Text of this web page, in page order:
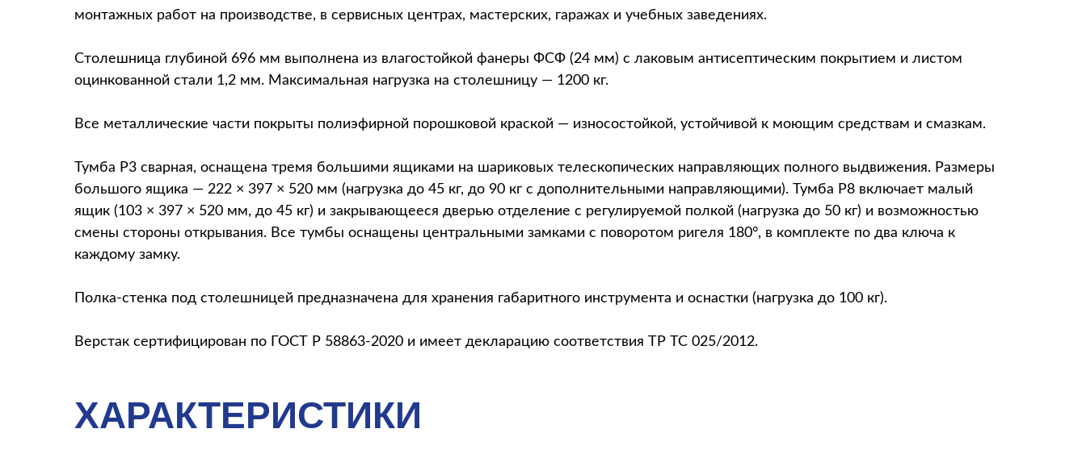
монтажных работ на производстве, в сервисных центрах, мастерских, гаражах и учебных заведениях.
Столешница глубиной 696 мм выполнена из влагостойкой фанеры ФСФ (24 мм) с лаковым антисептическим покрытием и листом
оцинкованной стали 1,2 мм. Максимальная нагрузка на столешницу — 1200 кг.
Все металлические части покрыты полиэфирной порошковой краской — износостойкой, устойчивой к моющим средствам и смазкам.
Тумба P3 сварная, оснащена тремя большими ящиками на шариковых телескопических направляющих полного выдвижения. Размеры
большого ящика — 222 × 397 × 520 мм (нагрузка до 45 кг, до 90 кг с дополнительными направляющими). Тумба P8 включает малый
ящик (103 × 397 × 520 мм, до 45 кг) и закрывающееся дверью отделение с регулируемой полкой (нагрузка до 50 кг) и возможностью
смены стороны открывания. Все тумбы оснащены центральными замками с поворотом ригеля 180°, в комплекте по два ключа к
каждому замку.
Полка-стенка под столешницей предназначена для хранения габаритного инструмента и оснастки (нагрузка до 100 кг).
Верстак сертифицирован по ГОСТ Р 58863-2020 и имеет декларацию соответствия ТР ТС 025/2012.
ХАРАКТЕРИСТИКИ